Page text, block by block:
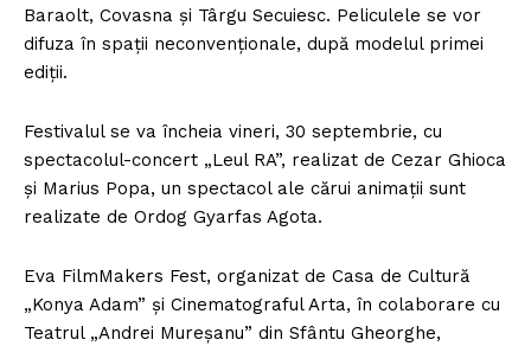
Baraolt, Covasna şi Târgu Secuiesc. Peliculele se vor
difuza în spaţii neconvenţionale, după modelul primei
ediţii.
Festivalul se va încheia vineri, 30 septembrie, cu
spectacolul-concert „Leul RA”, realizat de Cezar Ghioca
şi Marius Popa, un spectacol ale cărui animaţii sunt
realizate de Ordog Gyarfas Agota.
Eva FilmMakers Fest, organizat de Casa de Cultură
„Konya Adam” şi Cinematograful Arta, în colaborare cu
Teatrul „Andrei Mureşanu” din Sfântu Gheorghe,